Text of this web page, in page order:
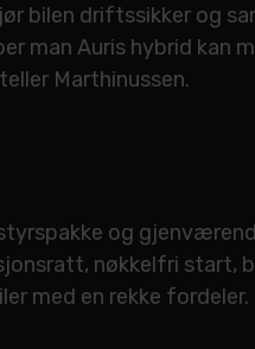
bilen driftssikker og
man Auris hybrid kan
Marthinussen.
og
nøkkelfri start,
med en rekke